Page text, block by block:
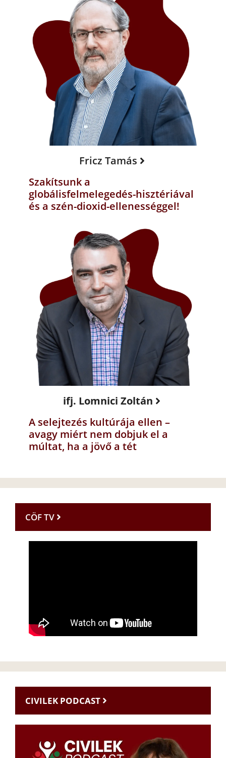
Fricz Tamás
Szakítsunk a
globálisfelmelegedés-hisztériával
és a szén-dioxid-ellenességgel!
ifj. Lomnici Zoltán
A selejtezés kultúrája ellen –
avagy miért nem dobjuk el a
múltat, ha a jövő a tét
CÖF TV
CIVILEK PODCAST